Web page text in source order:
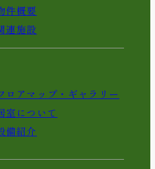
件概要
連施設
ロアマップ・ギャラリー
室について
備紹介